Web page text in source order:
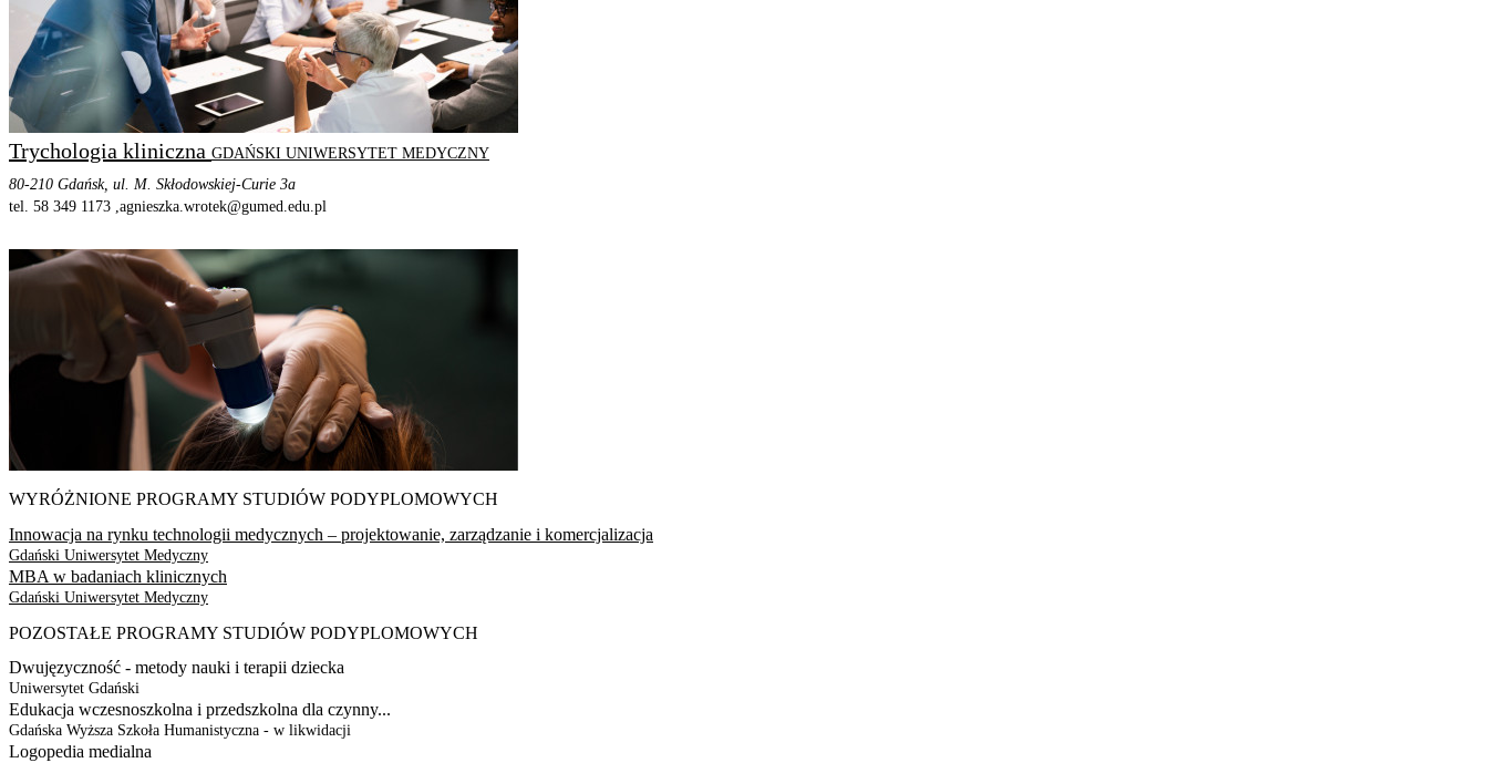
Trychologia kliniczna GDAŃSKI UNIWERSYTET MEDYCZNY
80-210 Gdańsk, ul. M. Skłodowskiej-Curie 3a
tel. 58 349 1173 , agnieszka.wrotek@gumed.edu.pl
WYRÓŻNIONE PROGRAMY STUDIÓW PODYPLOMOWYCH
Innowacja na rynku technologii medycznych – projektowanie, zarządzanie i komercjalizacja
Gdański Uniwersytet Medyczny
MBA w badaniach klinicznych
Gdański Uniwersytet Medyczny
POZOSTAŁE PROGRAMY STUDIÓW PODYPLOMOWYCH
Dwujęzyczność - metody nauki i terapii dziecka
Uniwersytet Gdański
Edukacja wczesnoszkolna i przedszkolna dla czynny...
Gdańska Wyższa Szkoła Humanistyczna - w likwidacji
Logopedia medialna